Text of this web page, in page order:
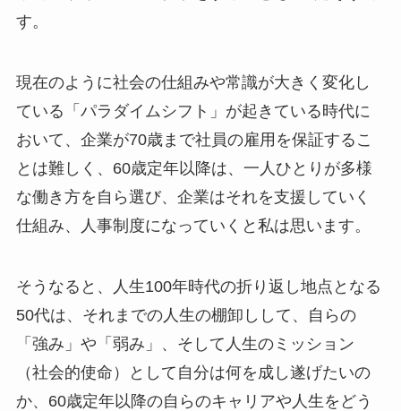
す。
現在のように社会の仕組みや常識が大きく変化し
ている「パラダイムシフト」が起きている時代に
おいて、企業が70歳まで社員の雇用を保証するこ
とは難しく、60歳定年以降は、一人ひとりが多様
な働き方を自ら選び、企業はそれを支援していく
仕組み、人事制度になっていくと私は思います。
そうなると、人生100年時代の折り返し地点となる
50代は、それまでの人生の棚卸しして、自らの
「強み」や「弱み」、そして人生のミッション
（社会的使命）として自分は何を成し遂げたいの
か、60歳定年以降の自らのキャリアや人生をどう